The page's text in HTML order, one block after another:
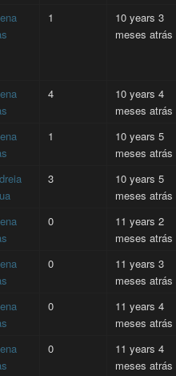
1
10 years 3
meses atrás
4
10 years 4
meses atrás
1
10 years 5
meses atrás
3
10 years 5
meses atrás
0
11 years 2
meses atrás
0
11 years 3
meses atrás
0
11 years 4
meses atrás
0
11 years 4
meses atrás